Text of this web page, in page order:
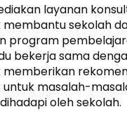
layanan
membantu sekolah
program
bekerja sama
memberikan
masalah-
oleh sekolah.